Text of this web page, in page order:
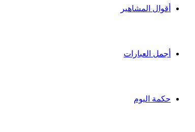
أقوال المشاهير
أجمل العبارات
حكمة اليوم